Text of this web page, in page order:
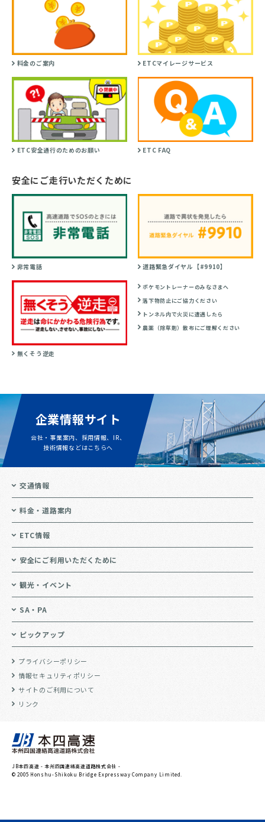
料金のご案内 ETCマイレージサービス
ETC安全通行のためのお願い ETC FAQ
安全にご走行いただくために
非常電話 道路緊急ダイヤル【#9910】
無くそう逆走
ポケモントレーナーのみなさまへ
落下物防止にご協力ください
トンネル内で火災に遭遇したら
農薬（除草剤）散布にご理解ください
企業情報サイト
会社・事業案内、採用情報、IR、
技術情報などはこちらへ
交通情報
料金・道路案内
ETC情報
安全にご利用いただくために
観光・イベント
SA・PA
ピックアップ
プライバシーポリシー
情報セキュリティポリシー
サイトのご利用について
リンク
JB本四高速 - 本州四国連絡高速道路株式会社 -
© 2005 Honshu-Shikoku Bridge Expressway Company Limited.